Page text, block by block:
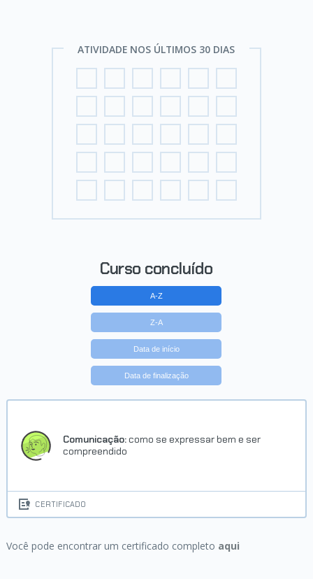
ATIVIDADE NOS ÚLTIMOS 30 DIAS
Curso concluído
A-Z
Z-A
Data de início
Data de finalização
Comunicação: como se expressar bem e ser
compreendido
CERTIFICADO
Você pode encontrar um certificado completo aqui